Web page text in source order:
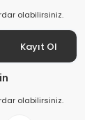
olabilirsiniz.
Kayıt Ol
olabilirsiniz.